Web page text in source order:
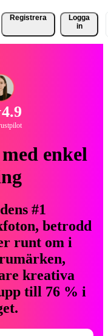
Registrera
Logga
in
4.9
enkel
#1
betrodd
runt om i
kreativa
till 76 % i